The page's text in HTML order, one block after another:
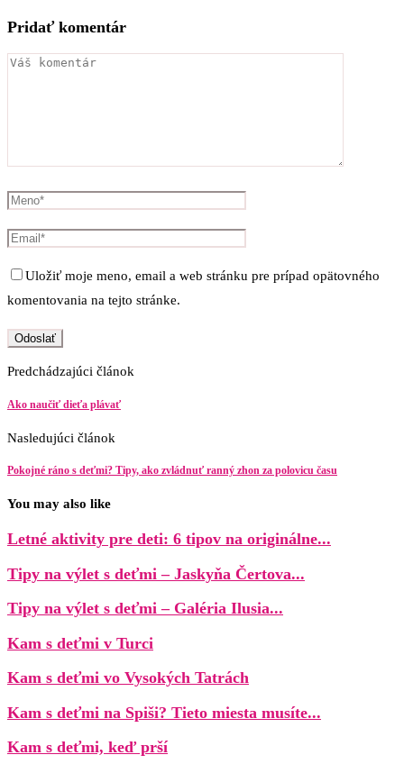
Pridať komentár
Uložiť moje meno, email a web stránku pre prípad opätovného
komentovania na tejto stránke.
Predchádzajúci článok
Ako naučiť dieťa plávať
Nasledujúci článok
Pokojné ráno s deťmi? Tipy, ako zvládnuť ranný zhon za polovicu času
You may also like
Letné aktivity pre deti: 6 tipov na originálne...
Tipy na výlet s deťmi – Jaskyňa Čertova...
Tipy na výlet s deťmi – Galéria Ilusia...
Kam s deťmi v Turci
Kam s deťmi vo Vysokých Tatrách
Kam s deťmi na Spiši? Tieto miesta musíte...
Kam s deťmi, keď prší